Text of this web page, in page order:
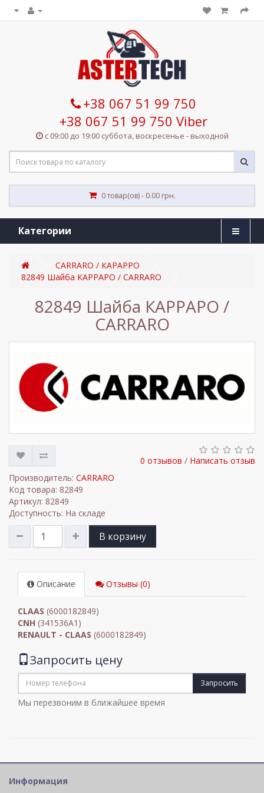
+38 067 51 99 750
+38 067 51 99 750 Viber
с 09:00 до 19:00 суббота, воскресенье - выходной
0 товар(ов) - 0.00 грн.
Категории
CARRARO / КАРАРРО
82849 Шайба КАРРАРО / CARRARO
82849 Шайба КАРРАРО /
CARRARO
0 отзывов / Написать отзыв
Производитель: CARRARO
Код товара: 82849
Артикул: 82849
Доступность: На складе
В корзину
Описание Отзывы (0)
CLAAS (6000182849)
CNH (341536A1)
RENAULT - CLAAS (6000182849)
Запросить цену
Запросить
Мы перезвоним в ближайшее время
Информация